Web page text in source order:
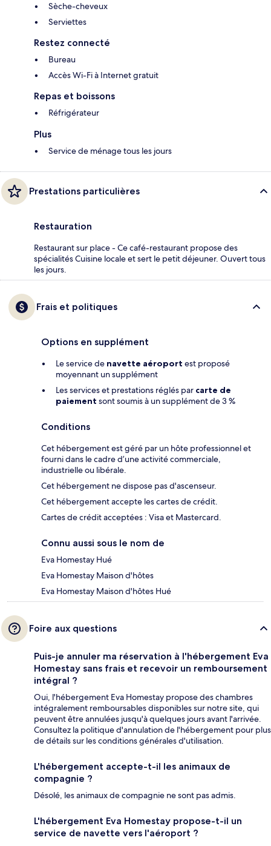
Sèche-cheveux
Serviettes
Restez connecté
Bureau
Accès Wi-Fi à Internet gratuit
Repas et boissons
Réfrigérateur
Plus
Service de ménage tous les jours
Prestations particulières
Restauration
Restaurant sur place - Ce café-restaurant propose des
spécialités Cuisine locale et sert le petit déjeuner. Ouvert tous
les jours.
Frais et politiques
Options en supplément
Le service de navette aéroport est proposé
moyennant un supplément
Les services et prestations réglés par carte de
paiement sont soumis à un supplément de 3 %
Conditions
Cet hébergement est géré par un hôte professionnel et
fourni dans le cadre d’une activité commerciale,
industrielle ou libérale.
Cet hébergement ne dispose pas d'ascenseur.
Cet hébergement accepte les cartes de crédit.
Cartes de crédit acceptées : Visa et Mastercard.
Connu aussi sous le nom de
Eva Homestay Hué
Eva Homestay Maison d'hôtes
Eva Homestay Maison d'hôtes Hué
Foire aux questions
Puis-je annuler ma réservation à l'hébergement Eva
Homestay sans frais et recevoir un remboursement
intégral ?
Oui, l'hébergement Eva Homestay propose des chambres
intégralement remboursables disponibles sur notre site, qui
peuvent être annulées jusqu'à quelques jours avant l'arrivée.
Consultez la politique d'annulation de l'hébergement pour plus
de détails sur les conditions générales d'utilisation.
L'hébergement accepte-t-il les animaux de
compagnie ?
Désolé, les animaux de compagnie ne sont pas admis.
L'hébergement Eva Homestay propose-t-il un
service de navette vers l'aéroport ?